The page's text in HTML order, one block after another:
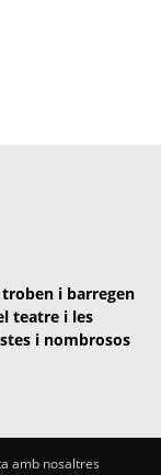
i barregen
teatre i les
i nombrosos
amb nosaltres